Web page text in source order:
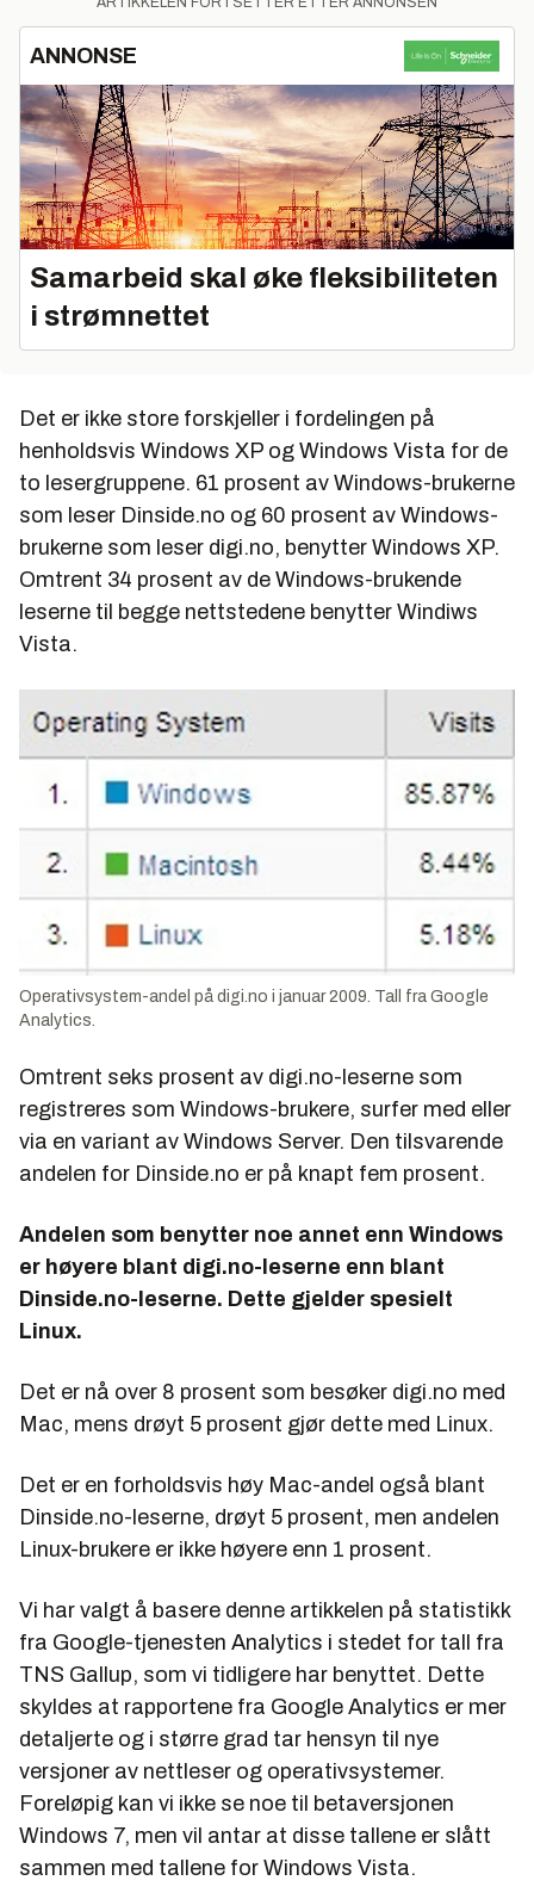
ANNONSE
Samarbeid skal øke fleksibiliteten
i strømnettet
Det er ikke store forskjeller i fordelingen på
henholdsvis Windows XP og Windows Vista for de
to lesergruppene. 61 prosent av Windows-brukerne
som leser Dinside.no og 60 prosent av Windows-
brukerne som leser digi.no, benytter Windows XP.
Omtrent 34 prosent av de Windows-brukende
leserne til begge nettstedene benytter Windiws
Vista.
Operativsystem-andel på digi.no i januar 2009. Tall fra Google
Analytics.
Omtrent seks prosent av digi.no-leserne som
registreres som Windows-brukere, surfer med eller
via en variant av Windows Server. Den tilsvarende
andelen for Dinside.no er på knapt fem prosent.
Andelen som benytter noe annet enn Windows
er høyere blant digi.no-leserne enn blant
Dinside.no-leserne. Dette gjelder spesielt
Linux.
Det er nå over 8 prosent som besøker digi.no med
Mac, mens drøyt 5 prosent gjør dette med Linux.
Det er en forholdsvis høy Mac-andel også blant
Dinside.no-leserne, drøyt 5 prosent, men andelen
Linux-brukere er ikke høyere enn 1 prosent.
Vi har valgt å basere denne artikkelen på statistikk
fra Google-tjenesten Analytics i stedet for tall fra
TNS Gallup, som vi tidligere har benyttet. Dette
skyldes at rapportene fra Google Analytics er mer
detaljerte og i større grad tar hensyn til nye
versjoner av nettleser og operativsystemer.
Foreløpig kan vi ikke se noe til betaversjonen
Windows 7, men vil antar at disse tallene er slått
sammen med tallene for Windows Vista.